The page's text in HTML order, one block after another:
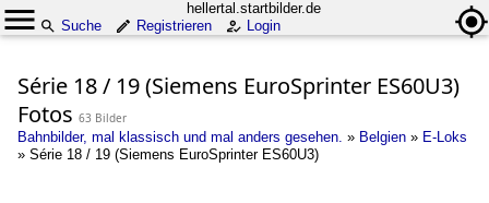
hellertal.startbilder.de
Suche
Registrieren Login
Série 18 / 19 (Siemens EuroSprinter ES60U3)
Fotos 63 Bilder
Bahnbilder, mal klassisch und mal anders gesehen. » Belgien » E-Loks
» Série 18 / 19 (Siemens EuroSprinter ES60U3)